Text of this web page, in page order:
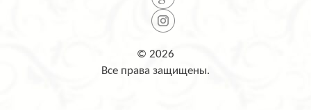
© 2026
Все права защищены.